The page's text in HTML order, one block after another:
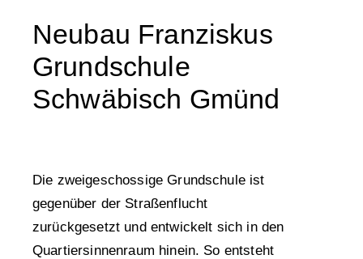
Neubau Franziskus
Grundschule
Schwäbisch Gmünd
Die zweigeschossige Grundschule ist
gegenüber der Straßenflucht
zurückgesetzt und entwickelt sich in den
Quartiersinnenraum hinein. So entsteht